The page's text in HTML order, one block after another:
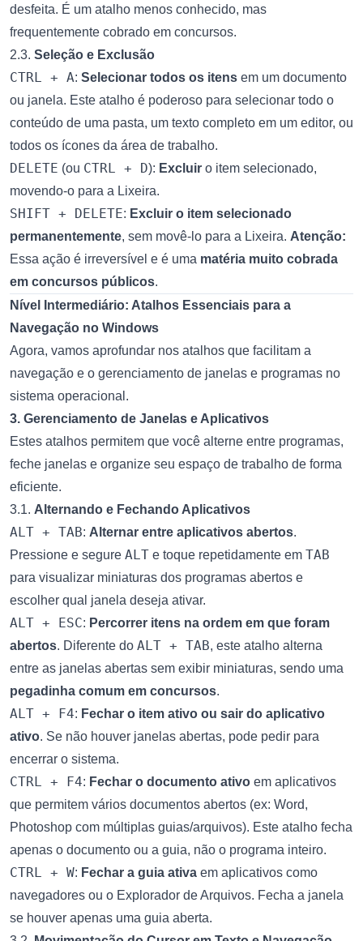
desfeita. É um atalho menos conhecido, mas
frequentemente cobrado em concursos.
2.3. Seleção e Exclusão
CTRL + A: Selecionar todos os itens em um documento
ou janela. Este atalho é poderoso para selecionar todo o
conteúdo de uma pasta, um texto completo em um editor, ou
todos os ícones da área de trabalho.
DELETE (ou CTRL + D): Excluir o item selecionado,
movendo-o para a Lixeira.
SHIFT + DELETE: Excluir o item selecionado
permanentemente, sem movê-lo para a Lixeira. Atenção:
Essa ação é irreversível e é uma matéria muito cobrada
em concursos públicos.
Nível Intermediário: Atalhos Essenciais para a
Navegação no Windows
Agora, vamos aprofundar nos atalhos que facilitam a
navegação e o gerenciamento de janelas e programas no
sistema operacional.
3. Gerenciamento de Janelas e Aplicativos
Estes atalhos permitem que você alterne entre programas,
feche janelas e organize seu espaço de trabalho de forma
eficiente.
3.1. Alternando e Fechando Aplicativos
ALT + TAB: Alternar entre aplicativos abertos.
Pressione e segure ALT e toque repetidamente em TAB
para visualizar miniaturas dos programas abertos e
escolher qual janela deseja ativar.
ALT + ESC: Percorrer itens na ordem em que foram
abertos. Diferente do ALT + TAB, este atalho alterna
entre as janelas abertas sem exibir miniaturas, sendo uma
pegadinha comum em concursos.
ALT + F4: Fechar o item ativo ou sair do aplicativo
ativo. Se não houver janelas abertas, pode pedir para
encerrar o sistema.
CTRL + F4: Fechar o documento ativo em aplicativos
que permitem vários documentos abertos (ex: Word,
Photoshop com múltiplas guias/arquivos). Este atalho fecha
apenas o documento ou a guia, não o programa inteiro.
CTRL + W: Fechar a guia ativa em aplicativos como
navegadores ou o Explorador de Arquivos. Fecha a janela
se houver apenas uma guia aberta.